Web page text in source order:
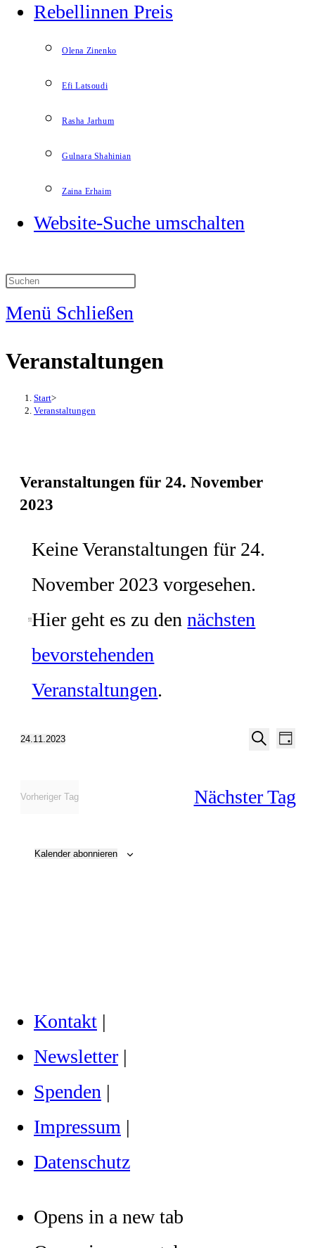
Rebellinnen Preis
Olena Zinenko
Efi Latsoudi
Rasha Jarhum
Gulnara Shahinian
Zaina Erhaim
Website-Suche umschalten
Menü Schließen
Veranstaltungen
Start>
Veranstaltungen
Veranstaltungen für 24. November
2023
Hinweis
Keine Veranstaltungen für 24.
November 2023 vorgesehen.
Hier geht es zu dennächsten
bevorstehenden
Veranstaltungen.
Ansichten,
Tag
24.11.2023
wählen.
Vorheriger Tag Nächster Tag
Kalender abonnieren
Kontakt |
Newsletter |
Spenden |
Impressum |
Datenschutz
Opens in a new tab